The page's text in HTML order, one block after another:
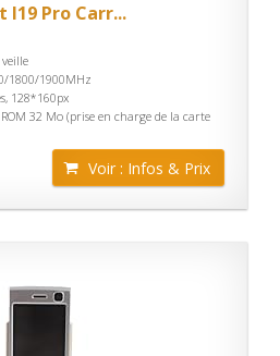
I19 Pro Carr...
1800/1900MHz
128*160px
32 Mo (prise en charge de la carte
Voir : Infos & Prix